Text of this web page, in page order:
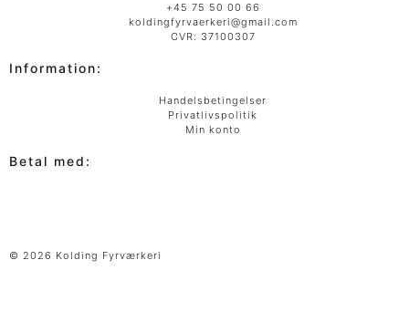
+45 75 50 00 66
koldingfyrvaerkeri@gmail.com
CVR: 37100307
Information:
Handelsbetingelser
Privatlivspolitik
Min konto
Betal med:
© 2026 Kolding Fyrværkeri